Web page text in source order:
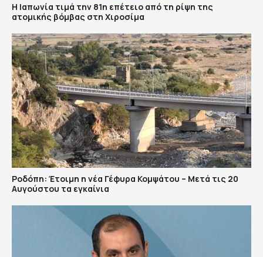
Η Ιαπωνία τιμά την 81η επέτειο από τη ρίψη της
ατομικής βόμβας στη Χιροσίμα
Ροδόπη: Έτοιμη η νέα Γέφυρα Κομψάτου – Μετά τις 20
Αυγούστου τα εγκαίνια